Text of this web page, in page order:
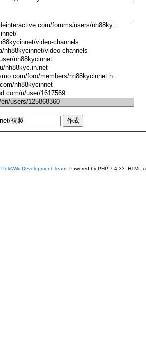
PukiWiki Development Team. Powered by PHP 7.4.33. HTML